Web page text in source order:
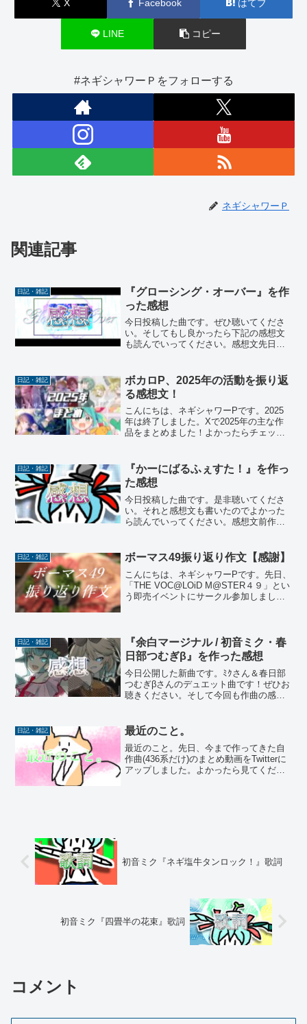
X Facebook はてブ
LINE コピー
#ネギシャワーＰをフォローする
ネギシャワーＰ
関連記事
日記・雑記
『グローシング・オーバー』を作
った感想
今日投稿した曲です。ぜひ聴いてくださ
い。そしてもし良かったら下記の感想文
も読んでいってください。感想文先日、
イムシフトが起きたので、向こう半年間
の活動スケジュールは一旦...
日記・雑記
ボカロP、2025年の活動を振り返
る感想文！
こんにちは、ネギシャワーPです。2025
年は終了しました。Xで2025年の主な作
品をまとめました！よかったらチェック
/ 初音ミク、鏡音リン、巡音ルカ、...
日記・雑記
『かーにばるふぇすた！』を作っ
た感想
今日投稿した曲です。是非聴いてくださ
い。それと感想文も書いたのでよかった
ら読んでいってください。感想文前作
去の自分は分数コードをかなり多用して
いた、ということに気が付き...
日記・雑記 ボーマス49振り返り作文【感謝】
こんにちは、ネギシャワーPです。先日、
「THE VOC@LOiD M@STER４９」とい
う即売イベントにサークル参加しまし
ます。早...
日記・雑記
『余白マージナル / 初音ミク・春
日部つむぎβ』を作った感想
今日公開した新曲です。ﾐｸさん＆春日部
つむぎβさんのデュエット曲です！ぜひお
聴きください。そして今回も作曲の感想
31日に一度クローズする前に、春日部つ
むぎβさ...
日記・雑記 最近のこと。
最近のこと。先日、今まで作ってきた自
作曲(436系だけ)のまとめ動画をTwitterに
アップしました。よかったら見てくださ
初音ミク『ネギ塩牛タンロック！』歌詞
初音ミク『四畳半の花束』歌詞
コメント